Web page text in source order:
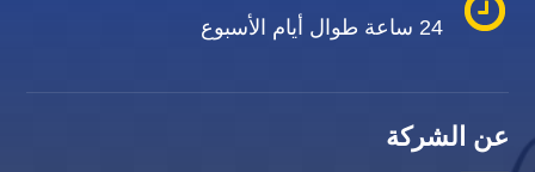
24 ساعة طوال أيام الأسبوع
عن الشركة